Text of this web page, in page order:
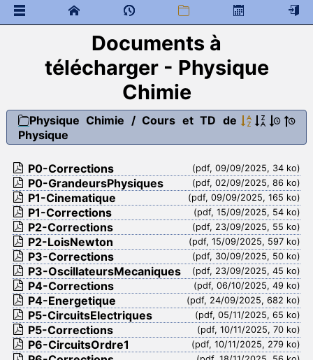
Documents à
télécharger - Physique
Chimie
Documents généraux
Mathématiques
Programme de colles
Documents à télécharger
Physique Chimie
Programme de colles
Documents à télécharger
Sciences de l'ingénieur
Documents à télécharger
Informatique commune
Documents à télécharger
Anglais MPSI
Documents à télécharger
AUDIO-TEXTS - KHOLLES
SOUTIEN
Cahier de texte
Physique Chimie /Cours et TD de
Physique
(pdf, 09/09/2025, 34 ko)
P0-Corrections
(pdf, 02/09/2025, 86 ko)
P0-GrandeursPhysiques
(pdf, 09/09/2025, 165 ko)
P1-Cinematique
(pdf, 15/09/2025, 54 ko)
P1-Corrections
(pdf, 23/09/2025, 55 ko)
P2-Corrections
(pdf, 15/09/2025, 597 ko)
P2-LoisNewton
(pdf, 30/09/2025, 50 ko)
P3-Corrections
(pdf, 23/09/2025, 45 ko)
P3-OscillateursMecaniques
(pdf, 06/10/2025, 49 ko)
P4-Corrections
(pdf, 24/09/2025, 682 ko)
P4-Energetique
(pdf, 05/11/2025, 65 ko)
P5-CircuitsElectriques
(pdf, 10/11/2025, 70 ko)
P5-Corrections
(pdf, 10/11/2025, 279 ko)
P6-CircuitsOrdre1